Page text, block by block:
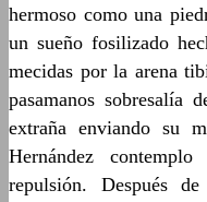
hermoso como una
un sueño fosilizado
mecidas por la arena
pasamanos sobresalía
extraña enviando su
Hernández
repulsión. Después